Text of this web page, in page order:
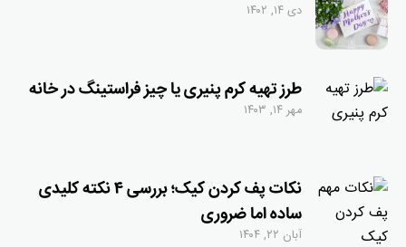
دی ۱۴, ۱۴۰۲
طرز تهیه کرم پنیری یا چیز فراستینگ در خانه
مهر ۱۴, ۱۴۰۳
نکات پف کردن کیک؛ بررسی ۴‌ نکته کلیدی
ساده اما ضروری
آبان ۲۲, ۱۴۰۴